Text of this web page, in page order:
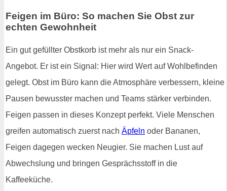
Feigen im Büro: So machen Sie Obst zur
echten Gewohnheit
Ein gut gefüllter Obstkorb ist mehr als nur ein Snack-
Angebot. Er ist ein Signal: Hier wird Wert auf Wohlbefinden
gelegt. Obst im Büro kann die Atmosphäre verbessern, kleine
Pausen bewusster machen und Teams stärker verbinden.
Feigen passen in dieses Konzept perfekt. Viele Menschen
greifen automatisch zuerst nach Äpfeln oder Bananen,
Feigen dagegen wecken Neugier. Sie machen Lust auf
Abwechslung und bringen Gesprächsstoff in die
Kaffeeküche.